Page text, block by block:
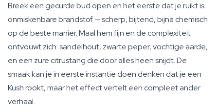
Breek een gecurde bud open en het eerste dat je ruikt is
onmiskenbare brandstof — scherp, bijtend, bijna chemisch
op de beste manier. Maal hem fijn en de complexiteit
ontvouwt zich: sandelhout, zwarte peper, vochtige aarde,
en een zure citrustang die door alles heen snijdt. De
smaak kan je in eerste instantie doen denken dat je een
Kush rookt, maar het effect vertelt een compleet ander
verhaal.